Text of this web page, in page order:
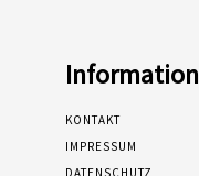
Information
KONTAKT
IMPRESSUM
DATENSCHUTZ